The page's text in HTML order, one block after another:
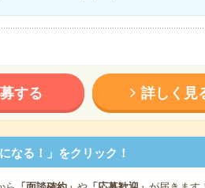
する 詳しく見
なる！」をクリック！